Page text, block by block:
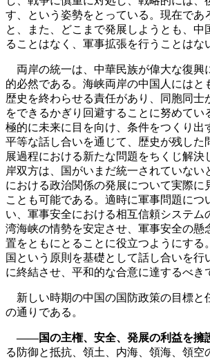
す、という姿勢をとっている。現在であ
と、また、どこまで発展しようとも、中
ることはなく、軍事拡張を行うことはな
両岸の統一は、中華民族が偉大な復興
的必然である。海峡両岸の中国人にはと
歴史を終わらせる責任があり、同胞同士
をできるかぎり回避することに努めてい
極的に未来に目を向け、条件をつくり出
平等な話し合いを通じて、歴史が残した
展過程における新たな問題をちくじ解決
岸双方は、国がいまだ統一されていない
における政治関係の発展について実際に
ことも可能である。適時に軍事問題につ
い、軍事安全における相互信頼システム
湾海峡の情勢を安定させ、軍事安全の懸
置をともにとることに役立つようにする
国という原則を基礎として話し合いを行
に終結させ、平和的な合意に達するべき
新しい時期の中国の国防政策の目標と
の通りである。
――国の主権、安全、発展の利益を擁
る防御と抵抗、領土、内海、領海、領空